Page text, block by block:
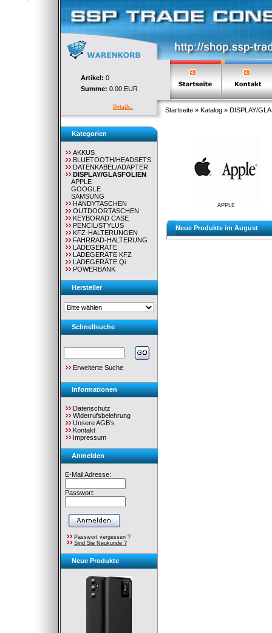
Artikel: 0
Summe: 0.00 EUR
Details.. Startseite » Katalog » DISPLAY/
Kategorien
AKKUS
BLUETOOTH/HEADSETS
DATENKABEL/ADAPTER
DISPLAY/GLASFOLIEN
APPLE
GOOGLE
SAMSUNG
HANDYTASCHEN
OUTDOORTASCHEN
KEYBORAD CASE
PENCIL/STYLUS
KFZ-HALTERUNGEN
FAHRRAD-HALTERUNG
LADEGERÄTE
LADEGERÄTE KFZ
LADEGERÄTE Qi
POWERBANK
Hersteller
Schnellsuche
Erweiterte Suche
Informationen
Datenschutz
Widerrufsbelehrung
Unsere AGB's
Kontakt
Impressum
Anmelden
E-Mail Adresse:
Passwort:
Passwort vergessen ?
Sind Sie Neukunde ?
Neue Produkte
APPLE
Neue Produkte im August